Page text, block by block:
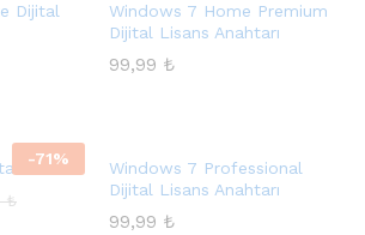
Dijital
Windows 7 Home Premium
Dijital Lisans Anahtarı
99,99 ₺
-71%
₺
Windows 7 Professional
Dijital Lisans Anahtarı
99,99 ₺